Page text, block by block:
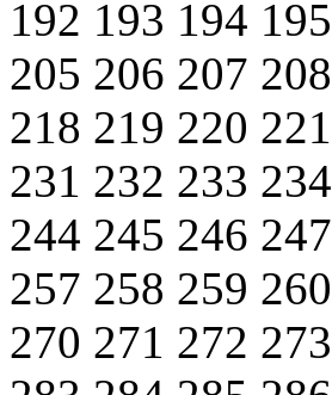
192 193 194 195
205 206 207 208
218 219 220 221
231 232 233 234
244 245 246 247
257 258 259 260
270 271 272 273